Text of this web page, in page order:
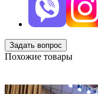
Задать вопрос
Похожие товары